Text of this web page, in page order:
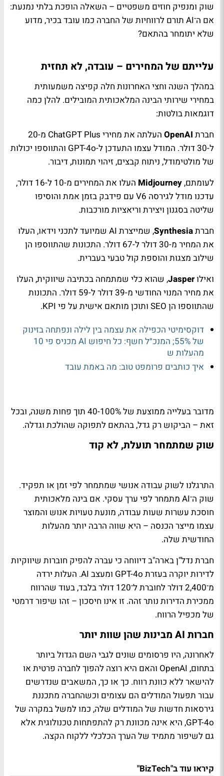
שוק ומנפיק חוזים משפטיים – השאלה הופכת בלתי נמנעת:
אם ה־AI תורם לרווחיות של החברה כמו עובד בכיר, מדוע
שלא יתומחר בהתאם?
עלייתם של המחירים – עובדה, לא תחזית
במהלך השנה וחצי האחרונות חלה קפיצה משמעותית
במחירי שירותי הבינה המלאכותית המובילים. להלן כמה
דוגמאות בולטות:
חברת OpenAI
העלתה את מחירי ChatGPT Plus מ-20
ל-30 דולר. המודל עצמו התעדכן ל-GPT-4o והתווספו יכולות
של מולטימודל, ניתוח קבצים, זיהוי תמונות, דיבור.
לעומתם,Midjourney
העלו את המחירים מ-10 ל-16 דולר,
עדכנו מודל לגירסה V6 עם פידבק בזמן אמת והוסיפו
שליטה בסגנון ויצירת וריאציות מורכבות.
חברתSynthesia
, שמייצרת AI שמיועד לתכני וידאו, העלו
את המחיר מ-30 דולר ל-67 דולר. התכונות שהתווספו הן
שילוב מצגות והוספת קול טבעי בעברית.
ואילוJasper, שהוא כלי שמתמחה בכתיבה שיווקית, העלו
את מחיר המנוי החודשי מ-39 דולר ל-59 דולר. התכונות
שהתווספו הן SEO ותוכן מותאם אישית על פי KPI.
דוקסימיטי הכפילה את עצמה בין לילה ונפתחה בזינוק
של 55%; המנכ״ל חשף: כל חיפוש AI מכניס פי 10
מהעלות ש
איך כותבים פרומפט טוב: מה באמת עובד
מדובר בעלייה ממוצעת של 40-100% תוך פחות משנה, ובכל
זאת – הביקוש רק גדל, בהתאם לתפוקה שהולכת וגדלה.
שוק שמתמחר תועלת, לא קוד
התרגלנו לשוק עבודה אנושי שמתמחר לפי זמן או תפקיד.
שוק ה־AI מתמחר לפי ערך עסקי. אם בינה מלאכותית
חוסכת עשרות שעות עבודה, מונעת טעויות אנוש והמוצר
עצמו מייצר הכנסה – היא שווה הרבה יותר מהעלות
החודשית שלה.
חברת נדל"ן בארה"ב דיווחה כי עברה להפיק חוברות שיווקיות
לדירות יוקרה בעזרת GPT-4o ומעצב AI. העלות ירדה
מ־2,400 דולר לחוברת ל־120 דולר בלבד, בעוד שהרווח
ממכירת הדירות נותר זהה. זו אינו חיסכון – זהו שיפור דרמטי
של מכפיל הרווח.
חברות AI מבינות שהן שוות יותר
לאחרונה, היו פרסומים שונים לגבי השם הגדול ביותר
בתחום, OpenAI והאם היא רוצה להפוך לחברה פרטית או
להישאר ללא כוונת רווח. כך או כך, המשאבים שנדרשים
עבור תפעול המודלים הם עצומים וכשהחברה מתכננת
גירסאות חדשות של המודלים שלה, כמו למשל במקרה של
GPT-4o, היא אינה מכוונת רק להתפתחות טכנולוגית אלא
גם לשיפור מתמיד של הערך הכלכלי ללקוח הקצה.
קיראו עוד ב"BizTech"